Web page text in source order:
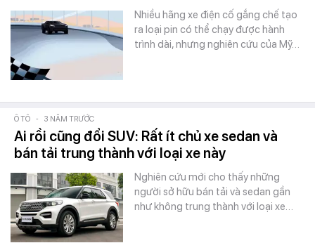
Nhiều hãng xe điện cố gắng chế tạo
ra loại pin có thể chạy được hành
trình dài, nhưng nghiên cứu của Mỹ…
Ô TÔ - 3 NĂM TRƯỚC
Ai rồi cũng đổi SUV: Rất ít chủ xe sedan và
bán tải trung thành với loại xe này
Nghiên cứu mới cho thấy những
người sở hữu bán tải và sedan gần
như không trung thành với loại xe…